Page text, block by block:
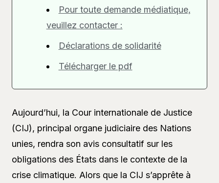
Pour toute demande médiatique,
veuillez contacter :
Déclarations de solidarité
Télécharger le pdf
Aujourd’hui, la Cour internationale de Justice
(CIJ), principal organe judiciaire des Nations
unies, rendra son avis consultatif sur les
obligations des États dans le contexte de la
crise climatique. Alors que la CIJ s’apprête à